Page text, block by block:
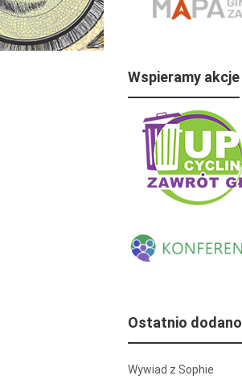
Wspieramy akcje
Ostatnio dodano
Wywiad z Sophie